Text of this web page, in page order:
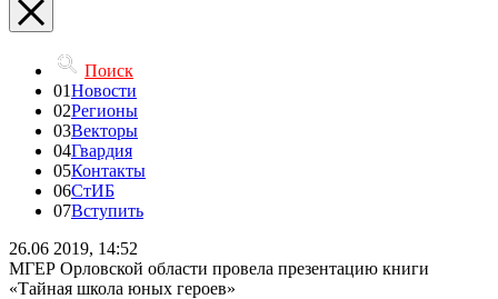
Поиск
01Новости
02Регионы
03Векторы
04Гвардия
05Контакты
06СтИБ
07Вступить
26.06 2019, 14:52
МГЕР Орловской области провела презентацию книги
«Тайная школа юных героев»